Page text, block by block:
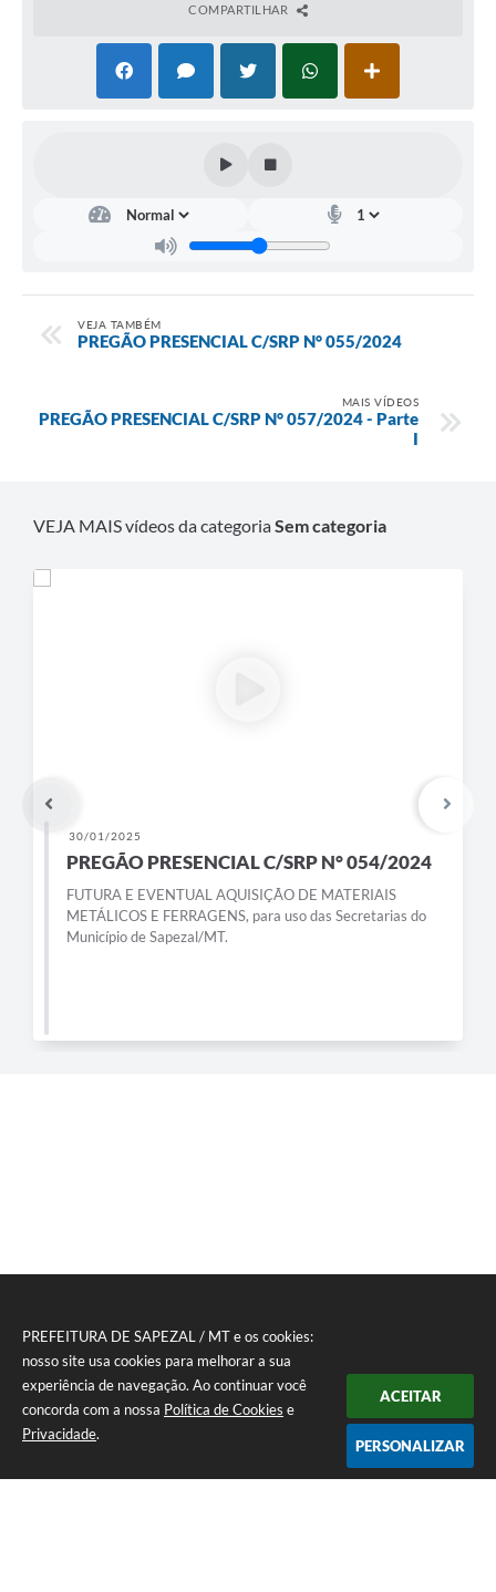
PREFEITURA DE SAPEZAL / MT e os cookies:
nosso site usa cookies para melhorar a sua
experiência de navegação. Ao continuar você
concorda com a nossa Política de Cookies e
Privacidade.
ACEITAR
PERSONALIZAR
COMPARTILHAR
VEJA TAMBÉM
PREGÃO PRESENCIAL C/SRP N° 055/2024
MAIS VÍDEOS
PREGÃO PRESENCIAL C/SRP N° 057/2024 - Parte
I
VEJA MAIS vídeos da categoriaSem categoria
30/01/2025
PREGÃO PRESENCIAL C/SRP N° 054/2024
FUTURA E EVENTUAL AQUISIÇÃO DE MATERIAIS
METÁLICOS E FERRAGENS, para uso das Secretarias do
Município de Sapezal/MT.